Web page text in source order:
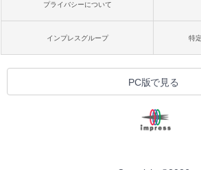
Amazon Kindle
ージ、防水、7イン
イ、色調調節ライト
テリー、広告無し、
売)
￥39,980
New Amazon
11インチカラーデ
き、グラファイト
プライバシーについて
インプレスグループ 特
PC版で見る